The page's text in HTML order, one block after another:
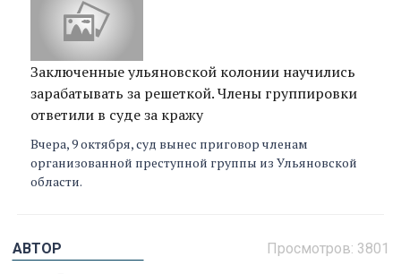
Заключенные ульяновской колонии научились
зарабатывать за решеткой. Члены группировки
ответили в суде за кражу
Вчера, 9 октября, суд вынес приговор членам
организованной преступной группы из Ульяновской
области.
Просмотров: 3801
АВТОР